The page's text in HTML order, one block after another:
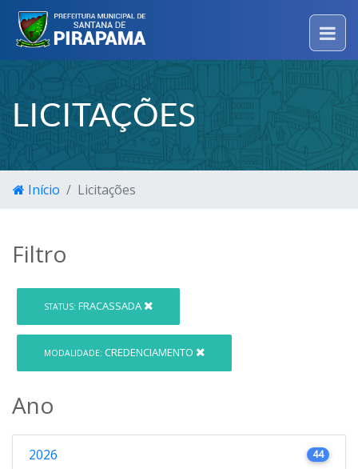
LICITAÇÕES
Início Licitações
Filtro
STATUS: FRACASSADA
MODALIDADE: CREDENCIAMENTO
Ano
2026 44